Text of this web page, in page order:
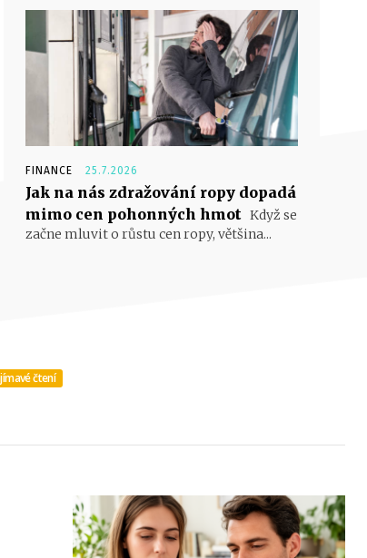
FINANCE 25.7.2026
Jak na nás zdražování ropy dopadá
mimo cen pohonných hmot Když se
začne mluvit o růstu cen ropy, většina...
čtení